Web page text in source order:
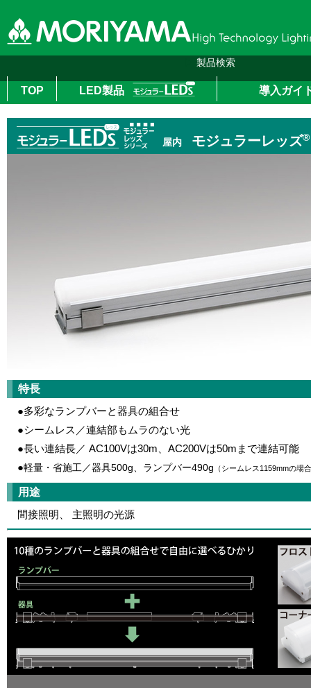
製品検索
TOP LED製品 導入ガイ
屋内 モジュラーレッズ®
特長
●多彩なランプバーと器具の組合せ
●シームレス／連結部もムラのない光
●長い連結長／ AC100Vは30m、AC200Vは50mまで連結可能
●軽量・省施工／器具500g、ランプバー490g （シームレス1159mmの場
用途
間接照明、 主照明の光源